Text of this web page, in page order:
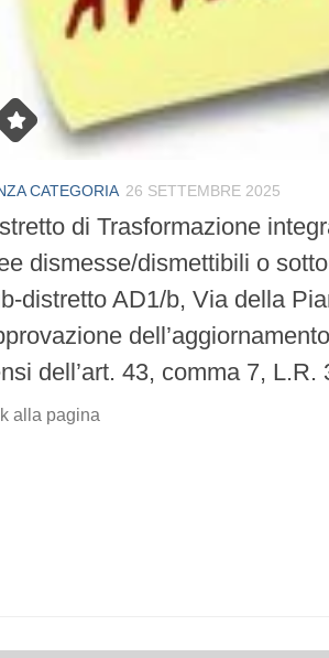
CATEGORIA 26 SETTEMBRE 2025
di Trasformazione
dismesse/dismettibili o
distretto AD1/b, Via della
dell’art. 43, comma 7, L.R.
alla pagina